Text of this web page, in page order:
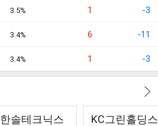
3.5% 1 -3
3.4% 6 -11
3.4% 1 -3
한솔테크닉스 KC그린홀딩스